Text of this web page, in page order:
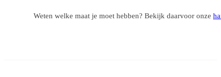
Weten welke maat je moet hebben? Bekijk daarvoor onze